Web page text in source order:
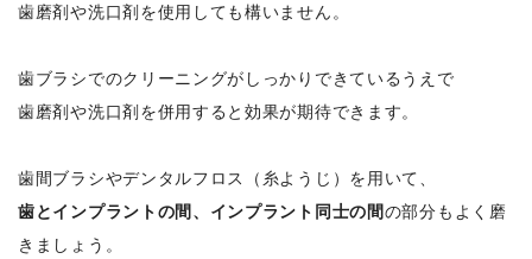
歯磨剤や洗口剤を使用しても構いません。
歯ブラシでのクリーニングがしっかりできているうえで
歯磨剤や洗口剤を併用すると効果が期待できます。
歯間ブラシやデンタルフロス（糸ようじ）を用いて、
歯とインプラントの間、インプラント同士の間の部分もよく磨
きましょう。